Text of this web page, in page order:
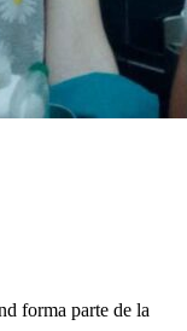
forma parte de la